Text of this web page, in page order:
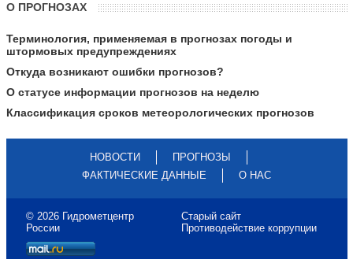
О ПРОГНОЗАХ
Терминология, применяемая в прогнозах погоды и
штормовых предупреждениях
Откуда возникают ошибки прогнозов?
О статусе информации прогнозов на неделю
Классификация сроков метеорологических прогнозов
НОВОСТИ
ПРОГНОЗЫ
ФАКТИЧЕСКИЕ ДАННЫЕ
О НАС
© 2026 Гидрометцентр
России
Старый сайт
Противодействие коррупции